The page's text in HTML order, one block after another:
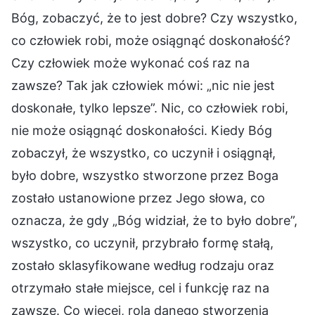
Bóg, zobaczyć, że to jest dobre? Czy wszystko,
co człowiek robi, może osiągnąć doskonałość?
Czy człowiek może wykonać coś raz na
zawsze? Tak jak człowiek mówi: „nic nie jest
doskonałe, tylko lepsze”. Nic, co człowiek robi,
nie może osiągnąć doskonałości. Kiedy Bóg
zobaczył, że wszystko, co uczynił i osiągnął,
było dobre, wszystko stworzone przez Boga
zostało ustanowione przez Jego słowa, co
oznacza, że gdy „Bóg widział, że to było dobre”,
wszystko, co uczynił, przybrało formę stałą,
zostało sklasyfikowane według rodzaju oraz
otrzymało stałe miejsce, cel i funkcję raz na
zawsze. Co więcej, rola danego stworzenia